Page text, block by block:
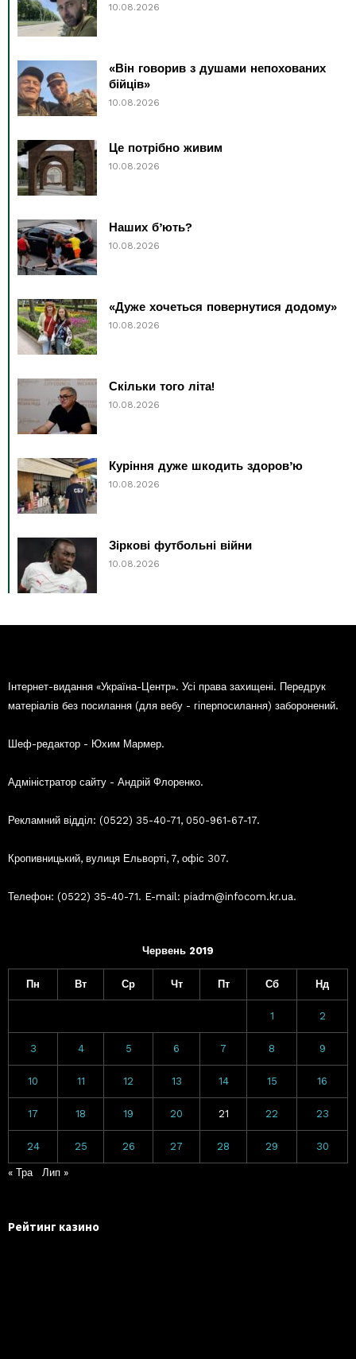
10.08.2026
«Він говорив з душами непохованих
бійців»
10.08.2026
Це потрібно живим
10.08.2026
Наших б’ють?
10.08.2026
«Дуже хочеться повернутися додому»
10.08.2026
Скільки того літа!
10.08.2026
Куріння дуже шкодить здоров’ю
10.08.2026
Зіркові футбольні війни
10.08.2026
Інтернет-видання «Україна-Центр». Усі права захищені. Передрук
матеріалів без посилання (для вебу - гіперпосилання) заборонений.
Шеф-редактор - Юхим Мармер.
Адміністратор сайту - Андрій Флоренко.
Рекламний відділ: (0522) 35-40-71, 050-961-67-17.
Кропивницький, вулиця Ельворті, 7, офіс 307.
Телефон: (0522) 35-40-71. E-mail: piadm@infocom.kr.ua.
Червень 2019
Пн Вт Ср Чт Пт Сб Нд
1 2
3 4 5 6 7 8 9
10 11 12 13 14 15 16
17 18 19 20 21 22 23
24 25 26 27 28 29 30
« Тра Лип »
Рейтинг казино